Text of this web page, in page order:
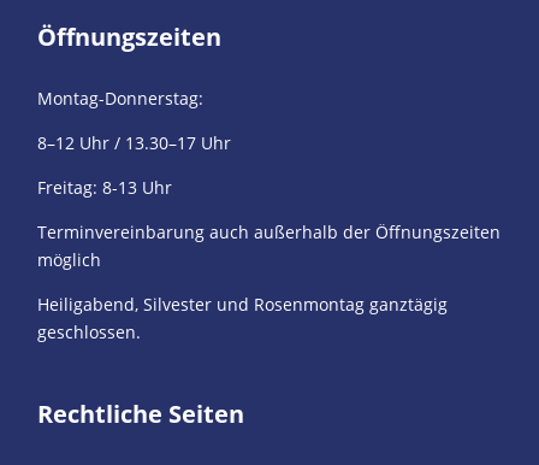
Öffnungszeiten
Montag-Donnerstag:
8–12 Uhr / 13.30–17 Uhr
Freitag: 8-13 Uhr
Terminvereinbarung auch außerhalb der Öffnungszeiten
möglich
Heiligabend, Silvester und Rosenmontag ganztägig
geschlossen.
Rechtliche Seiten